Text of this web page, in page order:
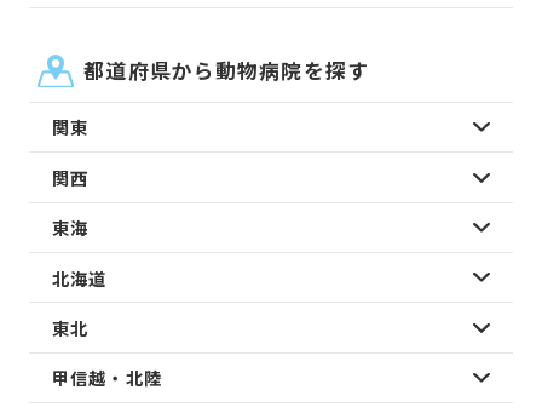
都道府県から動物病院を探す
関東
関西
東海
北海道
東北
甲信越・北陸